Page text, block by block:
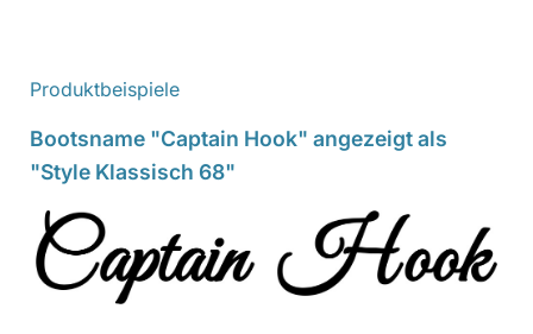
Produktbeispiele
Bootsname "Captain Hook" angezeigt als
"Style Klassisch 68"